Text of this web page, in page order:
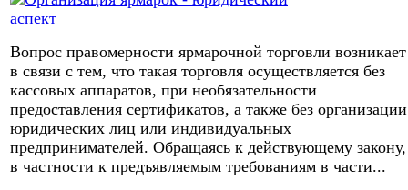
Вопрос правомерности ярмарочной торговли возникает
в связи с тем, что такая торговля осуществляется без
кассовых аппаратов, при необязательности
предоставления сертификатов, а также без организации
юридических лиц или индивидуальных
предпринимателей. Обращаясь к действующему закону,
в частности к предъявляемым требованиям в части...